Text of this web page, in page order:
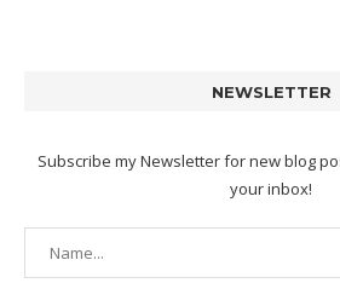
NEWSLETTER
Subscribe my Newsletter for new blog
your inbox!